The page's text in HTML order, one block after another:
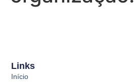
Links
Início